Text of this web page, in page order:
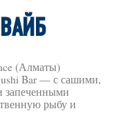
(Алматы)
Bar — с сашими,
запеченными
рыбу и